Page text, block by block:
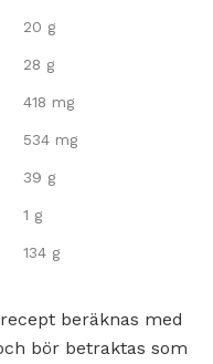
20 g
28 g
418 mg
534 mg
39 g
1 g
134 g
beräknas med
bör betraktas som